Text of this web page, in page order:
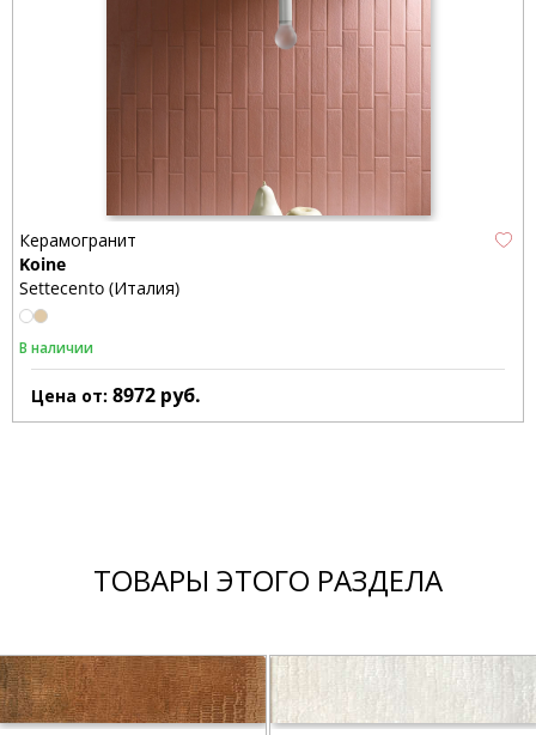
Керамогранит
Koine
Settecento (Италия)
В наличии
Цена от: 8972 руб.
ТОВАРЫ ЭТОГО РАЗДЕЛА